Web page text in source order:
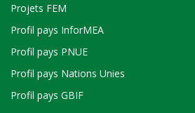
Projets FEM
Profil pays InforMEA
Profil pays PNUE
Profil pays Nations Unies
Profil pays GBIF